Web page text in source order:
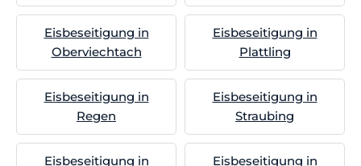
Eisbeseitigung in
Oberviechtach
Eisbeseitigung in
Plattling
Eisbeseitigung in
Regen
Eisbeseitigung in
Straubing
Eisbeseitigung in
Eisbeseitigung in